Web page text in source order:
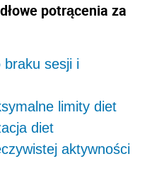
potrącenia za
braku sesji i
limity diet
diet
aktywności